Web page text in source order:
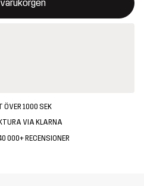
ÖVER 1000 SEK
VIA KLARNA
000+ RECENSIONER